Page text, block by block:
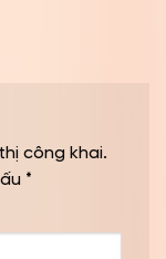
công khai.
*